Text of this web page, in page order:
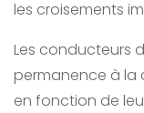
les croisements
Les conducteurs
permanence à la
en fonction de